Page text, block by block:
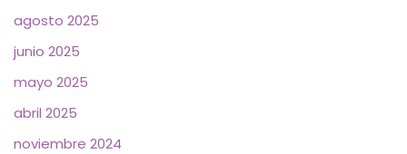
agosto 2025
junio 2025
mayo 2025
abril 2025
noviembre 2024